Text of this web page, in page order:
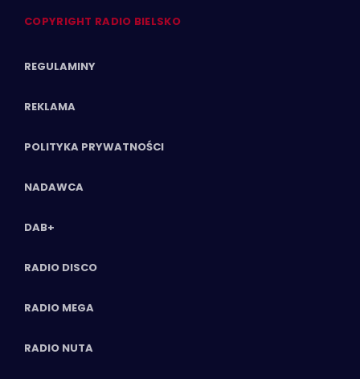
COPYRIGHT RADIO BIELSKO
REGULAMINY
REKLAMA
POLITYKA PRYWATNOŚCI
NADAWCA
DAB+
RADIO DISCO
RADIO MEGA
RADIO NUTA